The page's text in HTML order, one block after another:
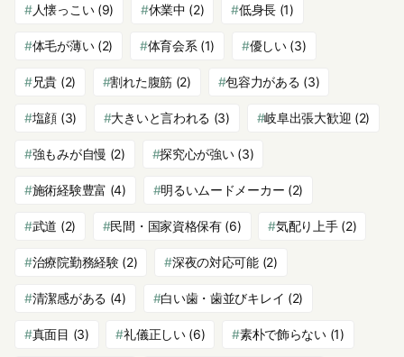
人懐っこい(9) 休業中 (2) 低身長 (1)
体毛が薄い(2) 体育会系 (1) 優しい(3)
兄貴 (2) 割れた腹筋(2) 包容力がある (3)
塩顔 (3) 大きいと言われる (3) 岐阜出張大歓迎 (2)
強もみが自慢 (2) 探究心が強い(3)
施術経験豊富 (4) 明るいムードメーカー (2)
武道 (2) 民間・国家資格保有(6) 気配り上手(2)
治療院勤務経験(2) 深夜の対応可能(2)
清潔感がある (4) 白い歯・歯並びキレイ (2)
真面目 (3) 礼儀正しい(6) 素朴で飾らない(1)